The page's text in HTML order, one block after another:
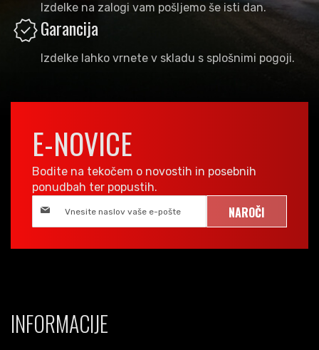
Izdelke na zalogi vam pošljemo še isti dan.
verifiedGarancija
Izdelke lahko vrnete v skladu s splošnimi pogoji.
E-NOVICE
Bodite na tekočem o novostih in posebnih
ponudbah ter popustih.
NAROČI
INFORMACIJE